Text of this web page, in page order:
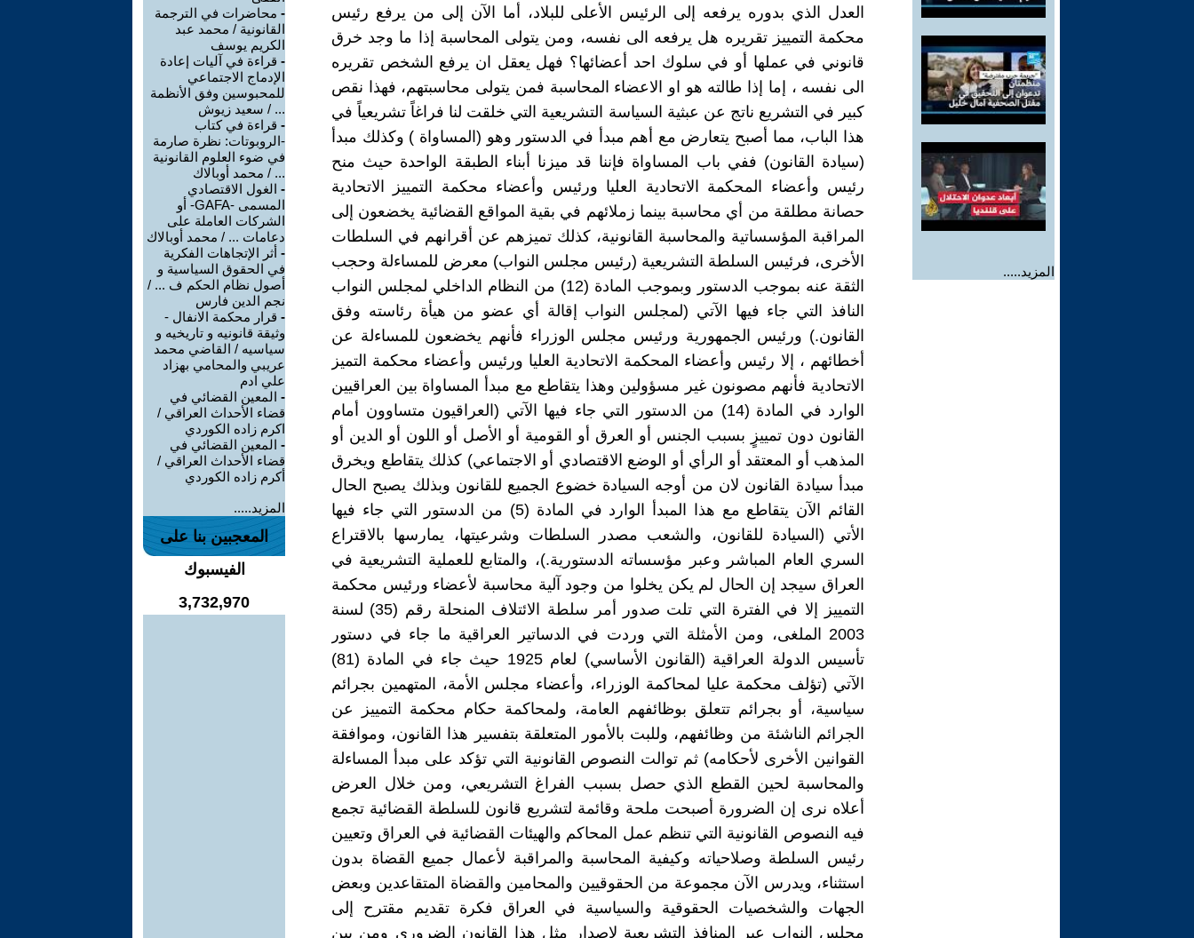
المزيد.....
العدل الذي بدوره يرفعه إلى الرئيس الأعلى للبلاد، أما الآن إلى من يرفع رئيس
محكمة التمييز تقريره هل يرفعه الى نفسه، ومن يتولى المحاسبة إذا ما وجد خرق
قانوني في عملها أو في سلوك احد أعضائها؟ فهل يعقل ان يرفع الشخص تقريره
الى نفسه ، إما إذا طالته هو او الاعضاء المحاسبة فمن يتولى محاسبتهم، فهذا نقص
كبير في التشريع ناتج عن عبثية السياسة التشريعية التي خلقت لنا فراغاً تشريعياً في
هذا الباب، مما أصبح يتعارض مع أهم مبدأ في الدستور وهو (المساواة ) وكذلك مبدأ
(سيادة القانون) ففي باب المساواة فإننا قد ميزنا أبناء الطبقة الواحدة حيث منح
رئيس وأعضاء المحكمة الاتحادية العليا ورئيس وأعضاء محكمة التمييز الاتحادية
حصانة مطلقة من أي محاسبة بينما زملائهم في بقية المواقع القضائية يخضعون إلى
المراقبة المؤسساتية والمحاسبة القانونية، كذلك تميزهم عن أقرانهم في السلطات
الأخرى، فرئيس السلطة التشريعية (رئيس مجلس النواب) معرض للمساءلة وحجب
الثقة عنه بموجب الدستور وبموجب المادة (12) من النظام الداخلي لمجلس النواب
النافذ التي جاء فيها الآتي (لمجلس النواب إقالة أي عضو من هيأة رئاسته وفق
القانون.) ورئيس الجمهورية ورئيس مجلس الوزراء فأنهم يخضعون للمساءلة عن
أخطائهم ، إلا رئيس وأعضاء المحكمة الاتحادية العليا ورئيس وأعضاء محكمة التميز
الاتحادية فأنهم مصونون غير مسؤولين وهذا يتقاطع مع مبدأ المساواة بين العراقيين
الوارد في المادة (14) من الدستور التي جاء فيها الآتي (العراقيون متساوون أمام
القانون دون تمييزٍ بسبب الجنس أو العرق أو القومية أو الأصل أو اللون أو الدين أو
المذهب أو المعتقد أو الرأي أو الوضع الاقتصادي أو الاجتماعي) كذلك يتقاطع ويخرق
مبدأ سيادة القانون لان من أوجه السيادة خضوع الجميع للقانون وبذلك يصبح الحال
القائم الآن يتقاطع مع هذا المبدأ الوارد في المادة (5) من الدستور التي جاء فيها
الأتي (السيادة للقانون، والشعب مصدر السلطات وشرعيتها، يمارسها بالاقتراع
السري العام المباشر وعبر مؤسساته الدستورية.)، والمتابع للعملية التشريعية في
العراق سيجد إن الحال لم يكن يخلوا من وجود آلية محاسبة لأعضاء ورئيس محكمة
التمييز إلا في الفترة التي تلت صدور أمر سلطة الائتلاف المنحلة رقم (35) لسنة
2003 الملغى، ومن الأمثلة التي وردت في الدساتير العراقية ما جاء في دستور
تأسيس الدولة العراقية (القانون الأساسي) لعام 1925 حيث جاء في المادة (81)
الآتي (تؤلف محكمة عليا لمحاكمة الوزراء، وأعضاء مجلس الأمة، المتهمين بجرائم
سياسية، أو بجرائم تتعلق بوظائفهم العامة، ولمحاكمة حكام محكمة التمييز عن
الجرائم الناشئة من وظائفهم، وللبت بالأمور المتعلقة بتفسير هذا القانون، وموافقة
القوانين الأخرى لأحكامه) ثم توالت النصوص القانونية التي تؤكد على مبدأ المساءلة
والمحاسبة لحين القطع الذي حصل بسبب الفراغ التشريعي، ومن خلال العرض
أعلاه نرى إن الضرورة أصبحت ملحة وقائمة لتشريع قانون للسلطة القضائية تجمع
فيه النصوص القانونية التي تنظم عمل المحاكم والهيئات القضائية في العراق وتعيين
رئيس السلطة وصلاحياته وكيفية المحاسبة والمراقبة لأعمال جميع القضاة بدون
استثناء، ويدرس الآن مجموعة من الحقوقيين والمحامين والقضاة المتقاعدين وبعض
الجهات والشخصيات الحقوقية والسياسية في العراق فكرة تقديم مقترح إلى
مجلس النواب عبر المنافذ التشريعية لإصدار مثل هذا القانون الضروري ومن بين
- محاضرات في الترجمة
القانونية / محمد عبد
الكريم يوسف
- قراءة في آليات إعادة
الإدماج الاجتماعي
للمحبوسين وفق الأنظمة
... / سعيد زيوش
- قراءة في كتاب
-الروبوتات: نظرة صارمة
في ضوء العلوم القانونية
... / محمد أوبالاك
- الغول الاقتصادي
المسمى -GAFA- أو
الشركات العاملة على
دعامات ... / محمد أوبالاك
- أثر الإتجاهات الفكرية
في الحقوق السياسية و
أصول نظام الحكم ف ... /
نجم الدين فارس
- قرار محكمة الانفال -
وثيقة قانونيه و تاريخيه و
سياسيه / القاضي محمد
عريبي والمحامي بهزاد
علي ادم
- المعين القضائي في
قضاء الأحداث العراقي /
اكرم زاده الكوردي
- المعين القضائي في
قضاء الأحداث العراقي /
أكرم زاده الكوردي
المزيد.....
المعجبين بنا على
الفيسبوك
3,732,970